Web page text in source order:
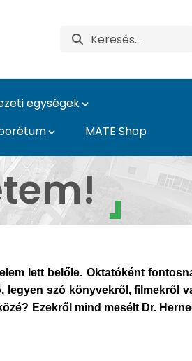
egységek
MATE Shop
lett belőle. Oktatóként
szó könyvekről, filmekről
Ezekről mind mesélt Dr.